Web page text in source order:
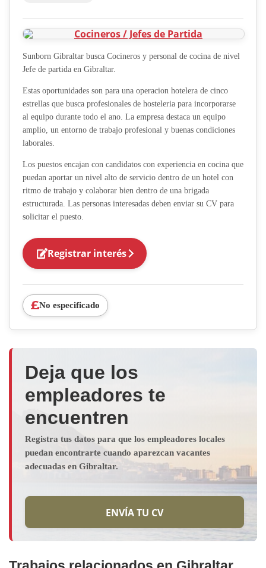
Sunborn Gibraltar busca Cocineros y personal de cocina de nivel
Jefe de partida en Gibraltar.
Estas oportunidades son para una operacion hotelera de cinco
estrellas que busca profesionales de hosteleria para incorporarse
al equipo durante todo el ano. La empresa destaca un equipo
amplio, un entorno de trabajo profesional y buenas condiciones
laborales.
Los puestos encajan con candidatos con experiencia en cocina que
puedan aportar un nivel alto de servicio dentro de un hotel con
ritmo de trabajo y colaborar bien dentro de una brigada
estructurada. Las personas interesadas deben enviar su CV para
solicitar el puesto.
Registrar interés
No especificado
Deja que los
empleadores te
encuentren
Registra tus datos para que los empleadores locales
puedan encontrarte cuando aparezcan vacantes
adecuadas en Gibraltar.
ENVÍA TU CV